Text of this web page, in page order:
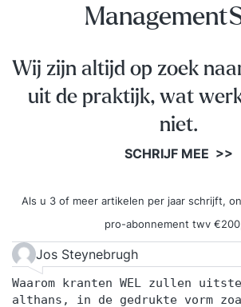
Wij zijn altijd op zoek
uit de praktijk, wat
niet.
SCHRIJF MEE >>
Als u 3 of meer artikelen per jaar schrijft,
pro-abonnement twv
Jos Steynebrugh
Waarom kranten WEL zullen
althans, in de gedrukte vorm